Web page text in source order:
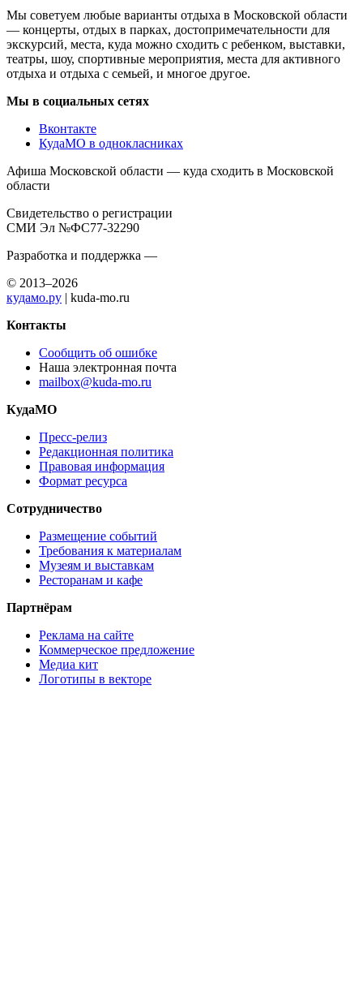
Мы советуем любые варианты отдыха в Московской области
— концерты, отдых в парках, достопримечательности для
экскурсий, места, куда можно сходить с ребенком, выставки,
театры, шоу, спортивные мероприятия, места для активного
отдыха и отдыха с семьей, и многое другое.
Мы в социальных сетях
Вконтакте
КудаМО в однокласниках
Афиша Московской области — куда сходить в Московской
области
Свидетельство о регистрации
СМИ Эл №ФС77-32290
Разработка и поддержка —
© 2013–2026
кудамо.ру | kuda-mo.ru
Контакты
Сообщить об ошибке
Наша электронная почта
mailbox@kuda-mo.ru
КудаМО
Пресс-релиз
Редакционная политика
Правовая информация
Формат ресурса
Сотрудничество
Размещение событий
Требования к материалам
Музеям и выставкам
Ресторанам и кафе
Партнёрам
Реклама на сайте
Коммерческое предложение
Медиа кит
Логотипы в векторе